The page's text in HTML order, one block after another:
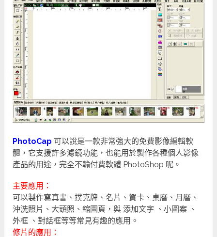
PhotoCap 可以說是一款非常強大的免費影像編輯軟
體，它支援許多濾鏡功能，也能用於製作各種個人影像
產品的用途，完全不輸付費軟體 PhotoShop 呢。
主要應用：
可以製作寫真書、撲克牌、名片、賀卡、桌曆、月曆、
沖洗照片、大頭照、縮圖頁，與 添加文字 、小圖案 、
外框 、對話框等等常見有趣的應用。
修片的應用：